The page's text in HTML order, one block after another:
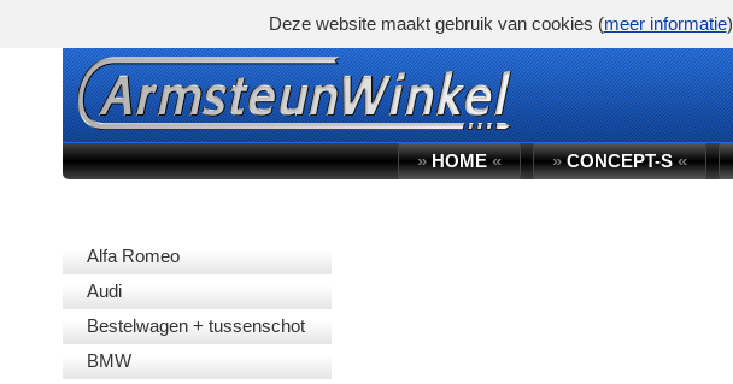
»HOME« »CONCEPT-S«
Alfa Romeo
Audi
Bestelwagen + tussenschot
BMW
Deze website maakt gebruik van cookies (meer informatie)